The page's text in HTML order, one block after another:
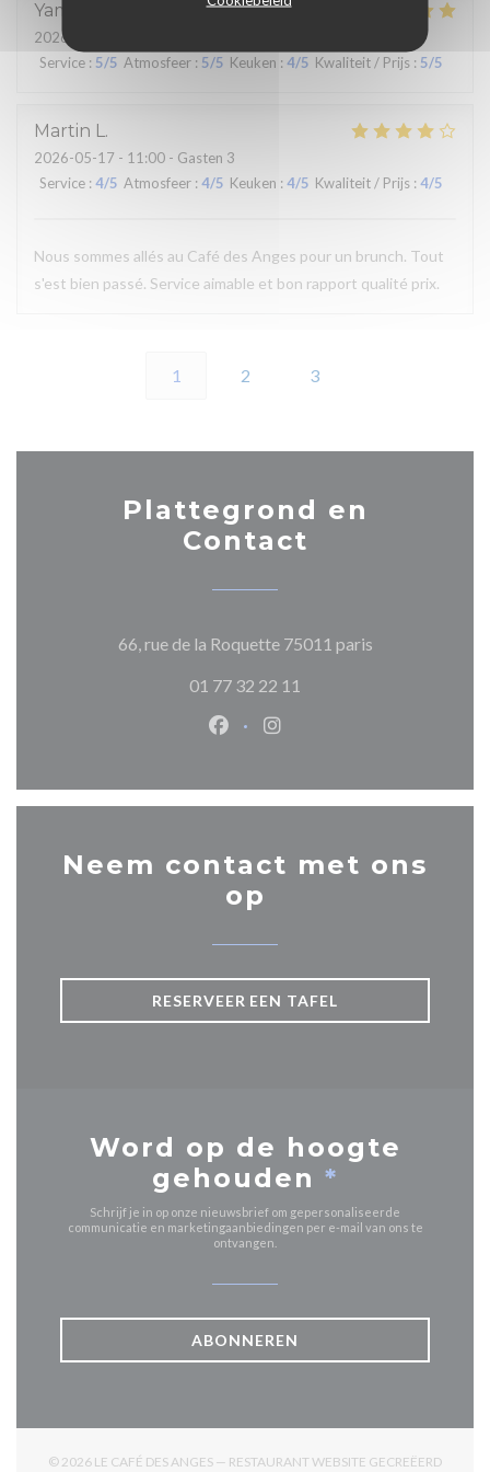
Yaminna
2026-05-21
Service : 5/5 Atmosfeer : 5/5 Keuken : 4/5 Kwaliteit / Prijs : 5/5
Martin L
2026-05-17 - 11:00 - Gasten 3
Service : 4/5 Atmosfeer : 4/5 Keuken : 4/5 Kwaliteit / Prijs : 4/5
Nous sommes allés au Café des Anges pour un brunch. Tout
s'est bien passé. Service aimable et bon rapport qualité prix.
1 2 3
Plattegrond en
Contact
66, rue de la Roquette 75011 paris((opent in een
01 77 32 22 11
Facebook ((opent in een nieuw
Instagram ((opent in een
Neem contact met ons
op
RESERVEER EEN TAFEL
Word op de hoogte
gehouden *
Schrijf je in op onze nieuwsbrief om gepersonaliseerde
communicatie en marketingaanbiedingen per e-mail van ons te
ontvangen.
ABONNEREN
© 2026 LE CAFÉ DES ANGES — RESTAURANT WEBSITE GECREËERD